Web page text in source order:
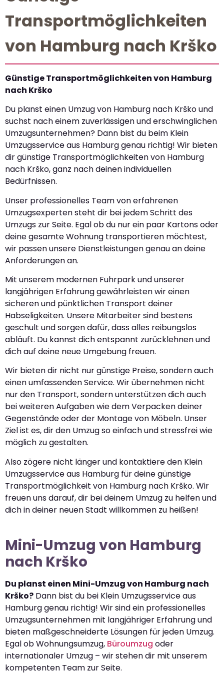
Transportmöglichkeiten
von Hamburg nach Krško
Günstige Transportmöglichkeiten von Hamburg
nach Krško
Du planst einen Umzug von Hamburg nach Krško und
suchst nach einem zuverlässigen und erschwinglichen
Umzugsunternehmen? Dann bist du beim Klein
Umzugsservice aus Hamburg genau richtig! Wir bieten
dir günstige Transportmöglichkeiten von Hamburg
nach Krško, ganz nach deinen individuellen
Bedürfnissen.
Unser professionelles Team von erfahrenen
Umzugsexperten steht dir bei jedem Schritt des
Umzugs zur Seite. Egal ob du nur ein paar Kartons oder
deine gesamte Wohnung transportieren möchtest,
wir passen unsere Dienstleistungen genau an deine
Anforderungen an.
Mit unserem modernen Fuhrpark und unserer
langjährigen Erfahrung gewährleisten wir einen
sicheren und pünktlichen Transport deiner
Habseligkeiten. Unsere Mitarbeiter sind bestens
geschult und sorgen dafür, dass alles reibungslos
abläuft. Du kannst dich entspannt zurücklehnen und
dich auf deine neue Umgebung freuen.
Wir bieten dir nicht nur günstige Preise, sondern auch
einen umfassenden Service. Wir übernehmen nicht
nur den Transport, sondern unterstützen dich auch
bei weiteren Aufgaben wie dem Verpacken deiner
Gegenstände oder der Montage von Möbeln. Unser
Ziel ist es, dir den Umzug so einfach und stressfrei wie
möglich zu gestalten.
Also zögere nicht länger und kontaktiere den Klein
Umzugsservice aus Hamburg für deine günstige
Transportmöglichkeit von Hamburg nach Krško. Wir
freuen uns darauf, dir bei deinem Umzug zu helfen und
dich in deiner neuen Stadt willkommen zu heißen!
Mini-Umzug von Hamburg
nach Krško
Du planst einen Mini-Umzug von Hamburg nach
Krško? Dann bist du bei Klein Umzugsservice aus
Hamburg genau richtig! Wir sind ein professionelles
Umzugsunternehmen mit langjähriger Erfahrung und
bieten maßgeschneiderte Lösungen für jeden Umzug.
Egal ob Wohnungsumzug, Büroumzug oder
internationaler Umzug – wir stehen dir mit unserem
kompetenten Team zur Seite.